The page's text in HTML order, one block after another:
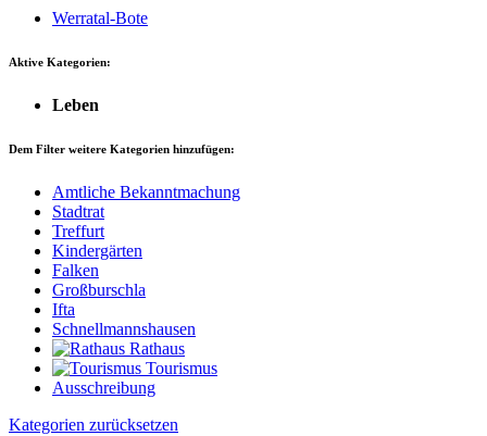
Werratal-Bote
Aktive Kategorien:
Leben
Dem Filter weitere Kategorien hinzufügen:
Amtliche Bekanntmachung
Stadtrat
Treffurt
Kindergärten
Falken
Großburschla
Ifta
Schnellmannshausen
Rathaus
Tourismus
Ausschreibung
Kategorien zurücksetzen